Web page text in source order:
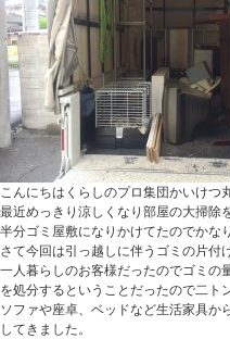
こんにちはくらしのプロ集団かいけつ
最近めっきり涼しくなり部屋の大掃除
半分ゴミ屋敷になりかけてたのでかな
さて今回は引っ越しに伴うゴミの片付
一人暮らしのお客様だったのでゴミの
を処分するということだったので二ト
ソファや座卓、ベッドなど生活家具か
してきました。